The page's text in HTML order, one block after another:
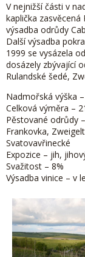
V nejnižší části v
kaplička zasvěcená
výsadba odrůdy
Další výsadba
1999 se vysázela
dosázely zbývající
Rulandské šedé,
Nadmořská výška
Celková výměra –
Pěstované odrůdy
Frankovka,
Svatovavřinecké
Expozice – jih,
Svažitost – 8%
Výsadba vinice – v